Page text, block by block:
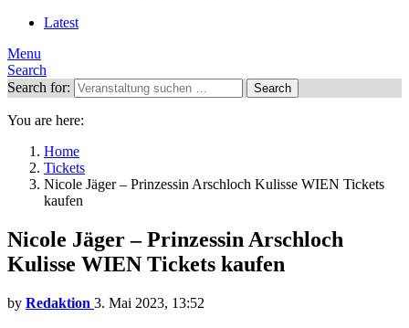
Latest
Menu
Search
Search for:
Search
You are here:
Home
Tickets
Nicole Jäger – Prinzessin Arschloch Kulisse WIEN Tickets
kaufen
Nicole Jäger – Prinzessin Arschloch
Kulisse WIEN Tickets kaufen
by Redaktion 3. Mai 2023, 13:52